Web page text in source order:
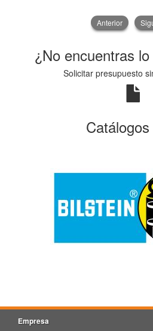
Anterior
¿No encuentras
Solicitar presupuesto
Empresa